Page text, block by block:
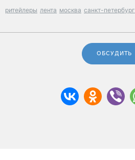
ритейлеры лента москва санкт-петербург
ОБСУДИТЬ